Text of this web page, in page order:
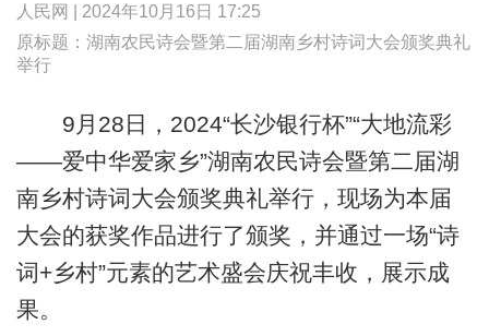
人民网 | 2024年10月16日 17:25
原标题：湖南农民诗会暨第二届湖南乡村诗词大会颁奖典礼
举行
9月28日，2024“长沙银行杯”“大地流彩
——爱中华爱家乡”湖南农民诗会暨第二届湖
南乡村诗词大会颁奖典礼举行，现场为本届
大会的获奖作品进行了颁奖，并通过一场“诗
词+乡村”元素的艺术盛会庆祝丰收，展示成
果。